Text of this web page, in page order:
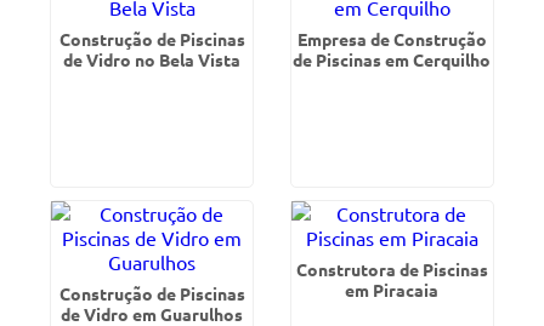
Construção de Piscinas
de Vidro no Bela Vista
Empresa de Construção
de Piscinas em Cerquilho
Construção de Piscinas
de Vidro em Guarulhos
Construtora de Piscinas
em Piracaia